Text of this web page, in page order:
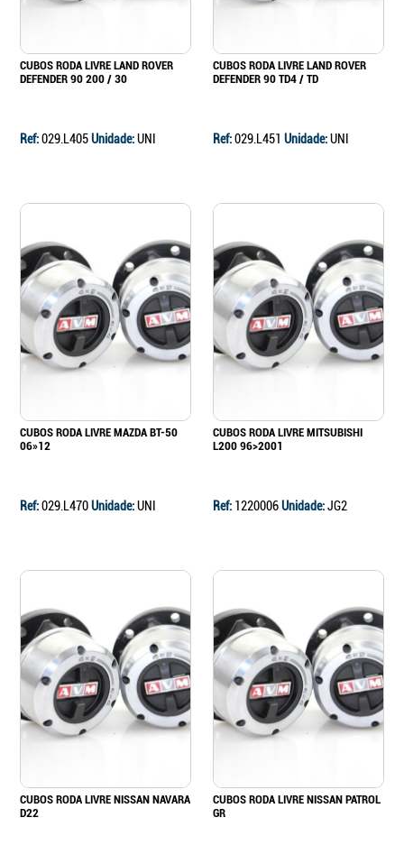
CUBOS RODA LIVRE LAND ROVER
DEFENDER 90 200 / 30
Ref:029.L405Unidade:UNI
CUBOS RODA LIVRE LAND ROVER
DEFENDER 90 TD4 / TD
Ref:029.L451 Unidade:UNI
CUBOS RODA LIVRE MAZDA BT-50
06»12
Ref:029.L470Unidade:UNI
CUBOS RODA LIVRE MITSUBISHI
L200 96>2001
Ref: 1220006Unidade:JG2
CUBOS RODA LIVRE NISSAN NAVARA
D22
CUBOS RODA LIVRE NISSAN PATROL
GR